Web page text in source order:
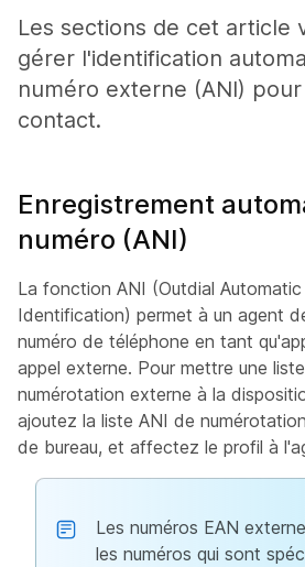
Les sections de cet article
gérer l'identification
numéro externe (ANI)
contact.
Enregistrement
numéro (ANI)
La fonction ANI (Outdial Automatic
Identification) permet à un agent
numéro de téléphone en tant
appel externe. Pour mettre une
numérotation externe à la
ajoutez la liste ANI de
de bureau, et affectez le profil à
Les numéros EAN
les numéros qui sont